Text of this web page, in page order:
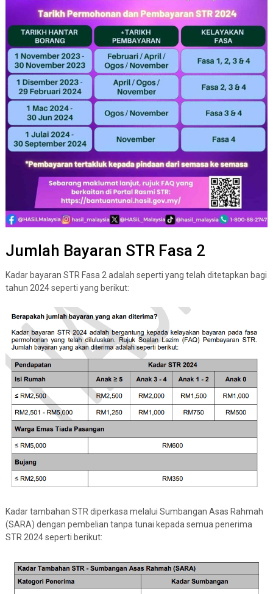
Jumlah Bayaran STR Fasa 2
Kadar bayaran STR Fasa 2 adalah seperti yang telah ditetapkan bagi
tahun 2024 seperti yang berikut:
Kadar tambahan STR diperkasa melalui Sumbangan Asas Rahmah
(SARA) dengan pembelian tanpa tunai kepada semua penerima
STR 2024 seperti berikut: